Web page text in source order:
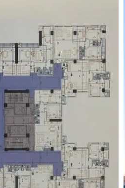
ارتش پروژه اطلس
پروژه پدافند
پروژه نارنجستان ۴
برج برلیان
پروژه ایران
پروژه H2 نیرو هوایی
پروژه پاسارگاد 2
پروژه دیپلمات
برج لبخند
پروژه آرتمیس
پروژه لکسون
های تعاونی ساز
چیتگر
منطقه ۲۲
منطقه ۲۲
۲۲ تهران
22
برج های منطقه 22
شهید خرازی
- - سقف در
- - ستون در
- -
- - سیستم
- ساختمان